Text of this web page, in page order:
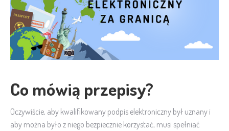
Co mówią przepisy?
Oczywiście, aby kwalifikowany podpis elektroniczny był uznany i
aby można było z niego bezpiecznie korzystać, musi spełniać